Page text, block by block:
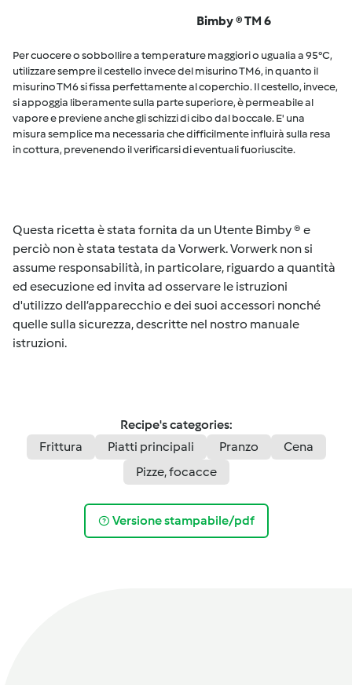
Bimby ® TM 6
Per cuocere o sobbollire a temperature maggiori o ugualia a 95°C,
utilizzare sempre il cestello invece del misurino TM6, in quanto il
misurino TM6 si fissa perfettamente al coperchio. Il cestello, invece,
si appoggia liberamente sulla parte superiore, è permeabile al
vapore e previene anche gli schizzi di cibo dal boccale. E' una
misura semplice ma necessaria che difficilmente influirà sulla resa
in cottura, prevenendo il verificarsi di eventuali fuoriuscite.
Questa ricetta è stata fornita da un Utente Bimby ® e
perciò non è stata testata da Vorwerk. Vorwerk non si
assume responsabilità, in particolare, riguardo a quantità
ed esecuzione ed invita ad osservare le istruzioni
d'utilizzo dell’apparecchio e dei suoi accessori nonché
quelle sulla sicurezza, descritte nel nostro manuale
istruzioni.
Recipe's categories:
Frittura
Piatti principali Pranzo
Cena
Pizze, focacce
Versione stampabile/pdf